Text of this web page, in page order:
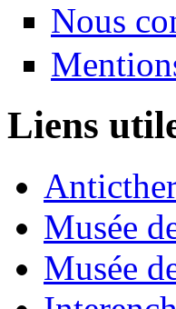
Nous
Liens
Musée
Musée